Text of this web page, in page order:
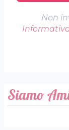
Non
Siamo